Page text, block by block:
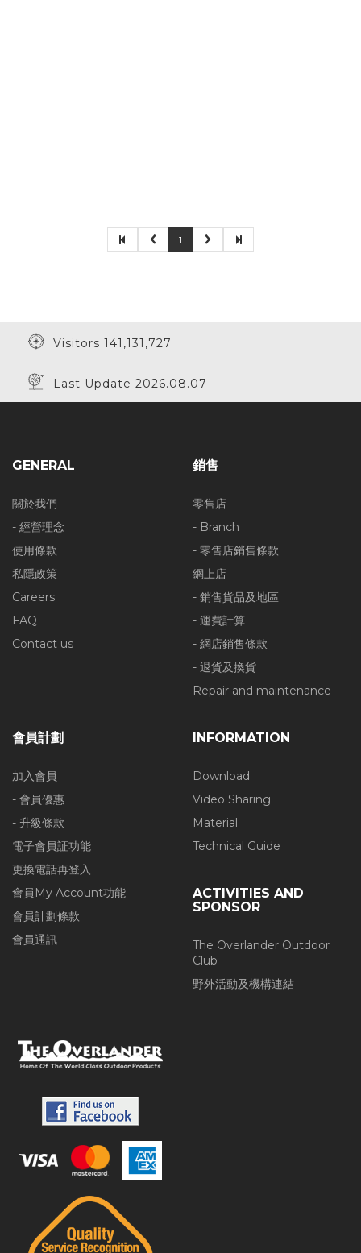
1
Visitors 141,131,727
Last Update 2026.08.07
GENERAL
關於我們
- 經營理念
使用條款
私隱政策
Careers
FAQ
Contact us
銷售
零售店
- Branch
- 零售店銷售條款
網上店
- 銷售貨品及地區
- 運費計算
- 網店銷售條款
- 退貨及換貨
Repair and maintenance
會員計劃
加入會員
- 會員優惠
- 升級條款
電子會員証功能
更換電話再登入
會員My Account功能
會員計劃條款
會員通訊
INFORMATION
Download
Video Sharing
Material
Technical Guide
ACTIVITIES AND
SPONSOR
The Overlander Outdoor
Club
野外活動及機構連結